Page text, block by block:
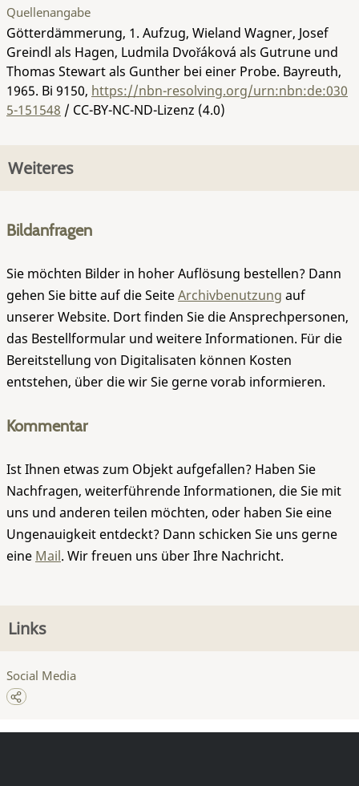
Quellenangabe
Götterdämmerung, 1. Aufzug, Wieland Wagner, Josef
Greindl als Hagen, Ludmila Dvořáková als Gutrune und
Thomas Stewart als Gunther bei einer Probe. Bayreuth,
1965. Bi 9150, https://nbn-resolving.org/urn:nbn:de:030
5-151548 / CC-BY-NC-ND-Lizenz (4.0)
Weiteres
Bildanfragen
Sie möchten Bilder in hoher Auflösung bestellen? Dann
gehen Sie bitte auf die SeiteArchivbenutzung auf
unserer Website. Dort finden Sie die Ansprechpersonen,
das Bestellformular und weitere Informationen. Für die
Bereitstellung von Digitalisaten können Kosten
entstehen, über die wir Sie gerne vorab informieren.
Kommentar
Ist Ihnen etwas zum Objekt aufgefallen? Haben Sie
Nachfragen, weiterführende Informationen, die Sie mit
uns und anderen teilen möchten, oder haben Sie eine
Ungenauigkeit entdeckt? Dann schicken Sie uns gerne
eine Mail. Wir freuen uns über Ihre Nachricht.
Links
Social Media